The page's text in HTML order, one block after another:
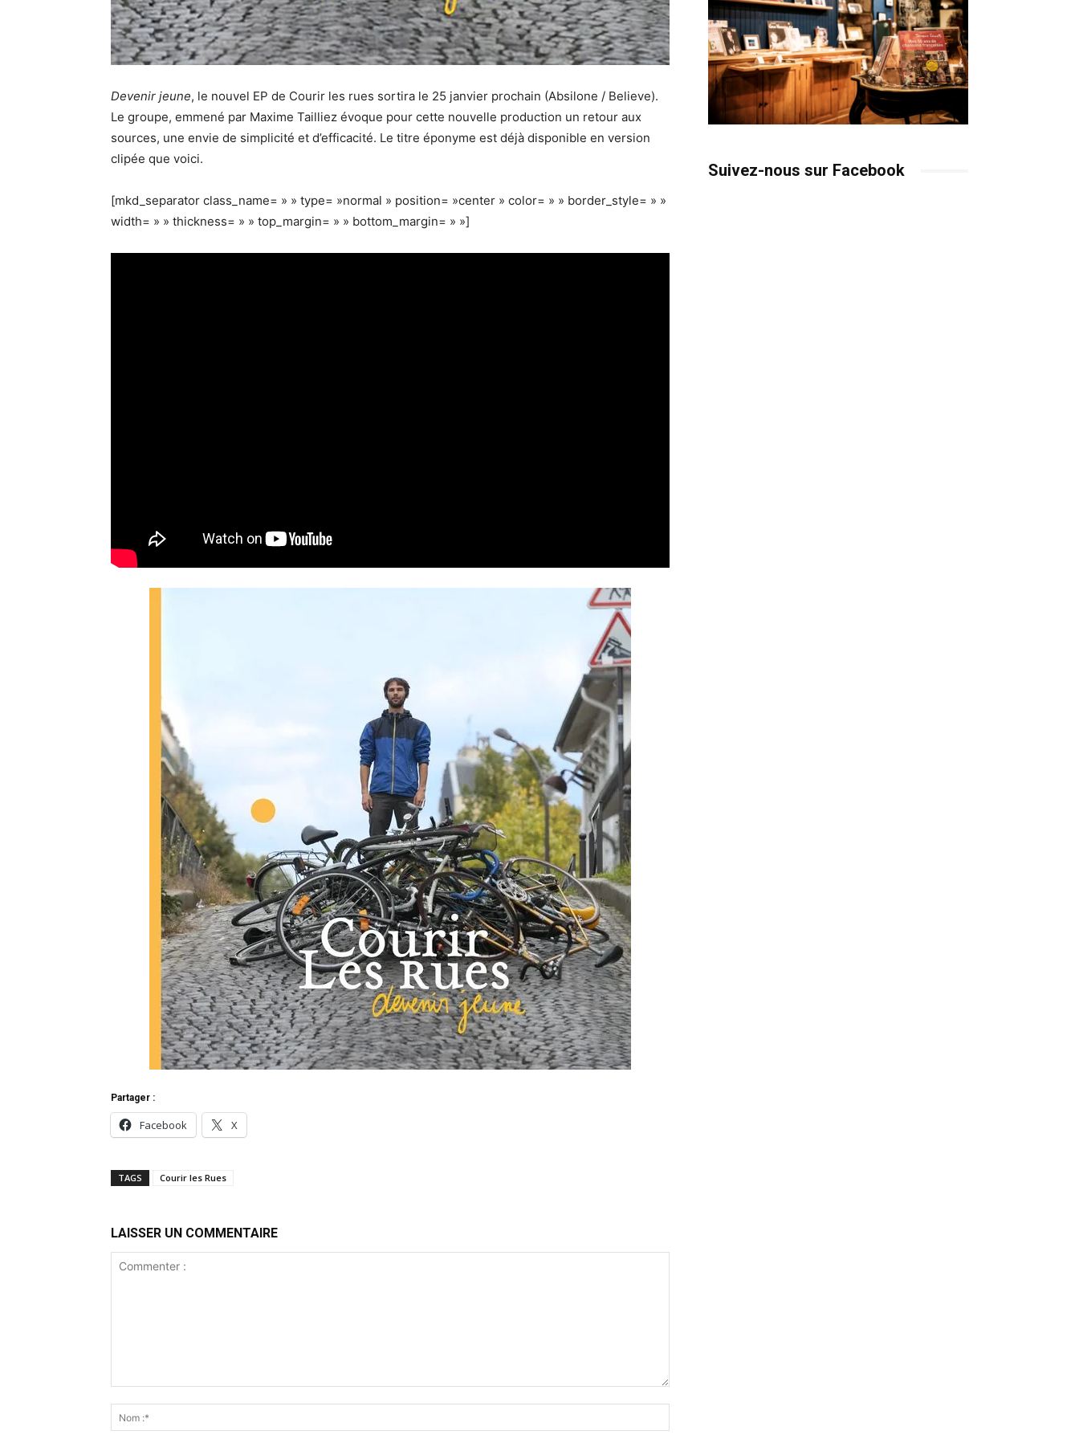
Devenir jeune, le nouvel EP de Courir les rues sortira le 25 janvier prochain (Absilone / Believe).
Le groupe, emmené par Maxime Tailliez évoque pour cette nouvelle production un retour aux
sources, une envie de simplicité et d’efficacité. Le titre éponyme est déjà disponible en version
clipée que voici.
[mkd_separator class_name= » » type= »normal » position= »center » color= » » border_style= » »
width= » » thickness= » » top_margin= » » bottom_margin= » »]
Partager :
Facebook X
TAGS Courir les Rues
LAISSER UN COMMENTAIRE
Suivez-nous sur Facebook